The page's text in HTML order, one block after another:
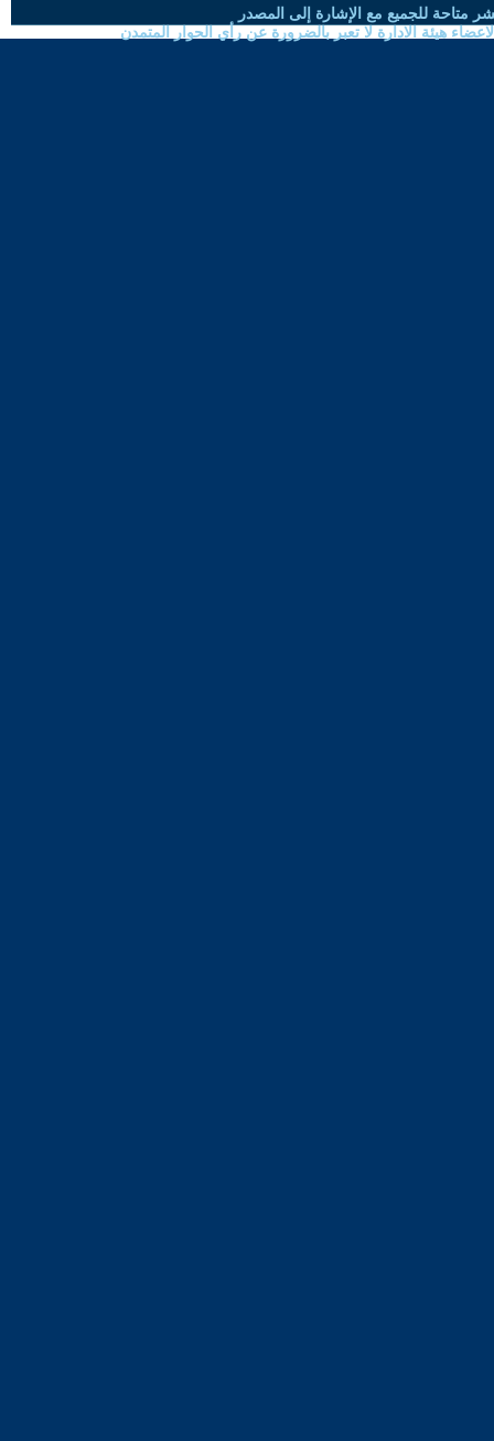
متاحة للجميع مع الإشارة إلى المصدر
هيئة الادارة لا تعبر بالضرورة عن رأي الحوار المتمدن